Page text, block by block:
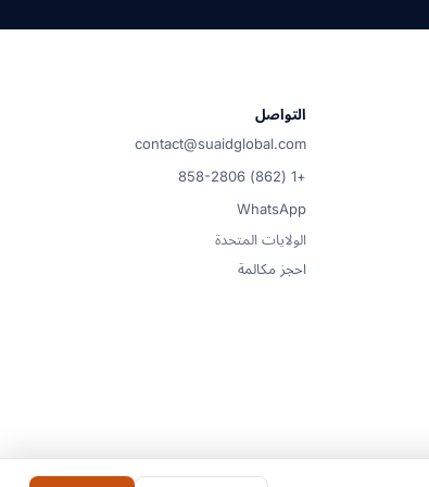
التواصل
contact@suaidglobal.com
+1 (862) 858-2806
WhatsApp
الولايات المتحدة
احجز مكالمة